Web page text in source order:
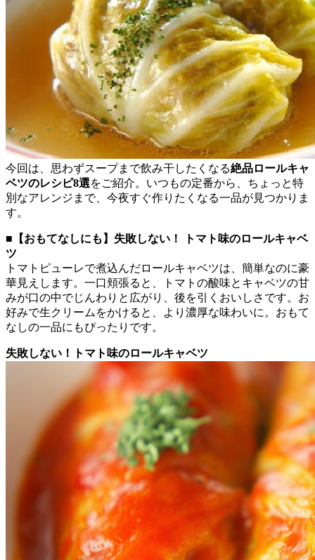
今回は、思わずスープまで飲み干したくなる絶品ロールキャ
ベツのレシピ8選をご紹介。いつもの定番から、ちょっと特
別なアレンジまで、今夜すぐ作りたくなる一品が見つかりま
す。
■【おもてなしにも】失敗しない！ トマト味のロールキャベ
ツ
トマトピューレで煮込んだロールキャベツは、簡単なのに豪
華見えします。一口頬張ると、トマトの酸味とキャベツの甘
みが口の中でじんわりと広がり、後を引くおいしさです。お
好みで生クリームをかけると、より濃厚な味わいに。おもて
なしの一品にもぴったりです。
失敗しない！トマト味のロールキャベツ